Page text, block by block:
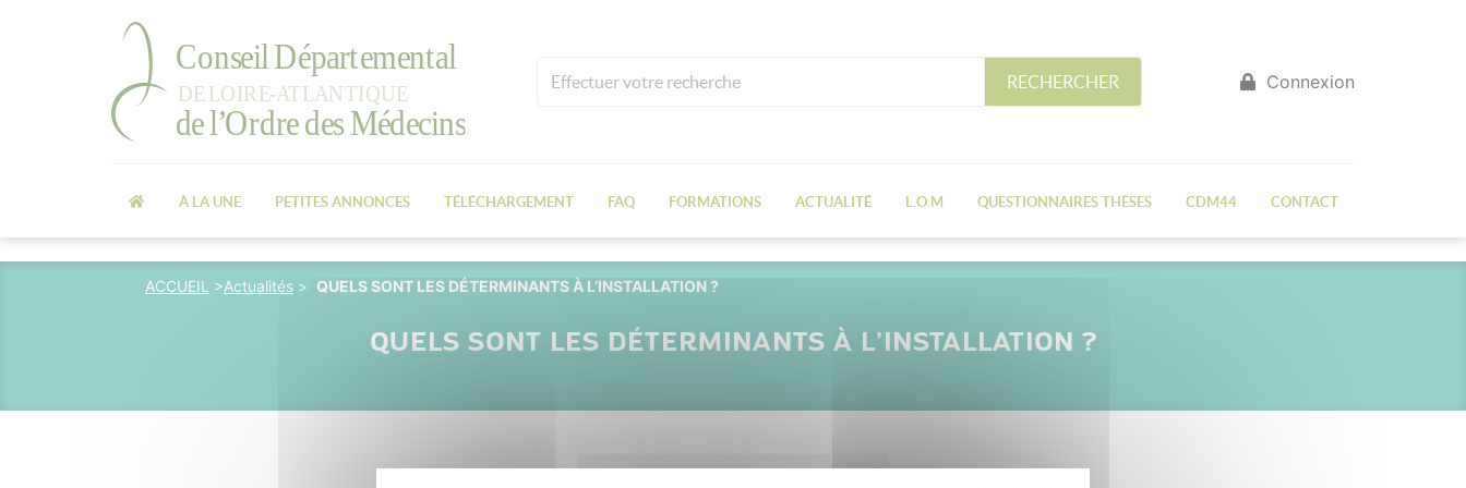
RECHERCHER Connexion
À LA UNE PETITES ANNONCES TÉLÉCHARGEMENT FAQ FORMATIONS ACTUALITÉ L.O.M QUESTIONNAIRES THÈSES CDM44 CONTACT
ACCUEIL >Actualités > QUELS SONT LES DÉTERMINANTS À L’INSTALLATION ?
QUELS SONT LES DÉTERMINANTS À L’INSTALLATION ?